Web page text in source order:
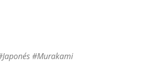
#Murakami